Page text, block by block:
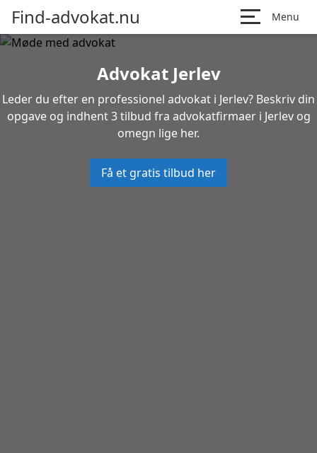
Find-advokat.nu Menu
Advokat Jerlev
Leder du efter en professionel advokat i Jerlev? Beskriv din
opgave og indhent 3 tilbud fra advokatfirmaer i Jerlev og
omegn lige her.
Få et gratis tilbud her